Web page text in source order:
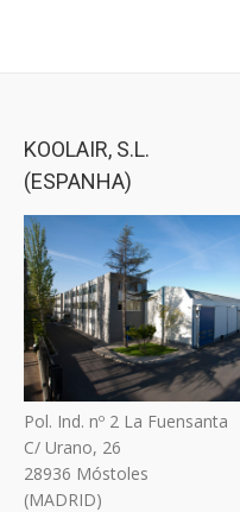
KOOLAIR, S.L.
(ESPANHA)
Pol. Ind. nº 2 La Fuensanta
C/ Urano, 26
28936 Móstoles
(MADRID)